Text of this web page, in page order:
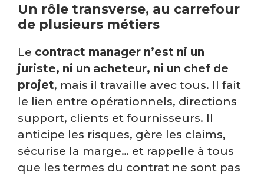
Un rôle transverse, au carrefour
de plusieurs métiers
Le contract manager n’est ni un
juriste, ni un acheteur, ni un chef de
projet, mais il travaille avec tous. Il fait
le lien entre opérationnels, directions
support, clients et fournisseurs. Il
anticipe les risques, gère les claims,
sécurise la marge… et rappelle à tous
que les termes du contrat ne sont pas